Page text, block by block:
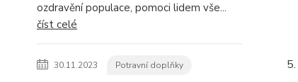
ozdravění populace, pomoci lidem vše...
číst celé
30.11.2023 Potravní doplňky